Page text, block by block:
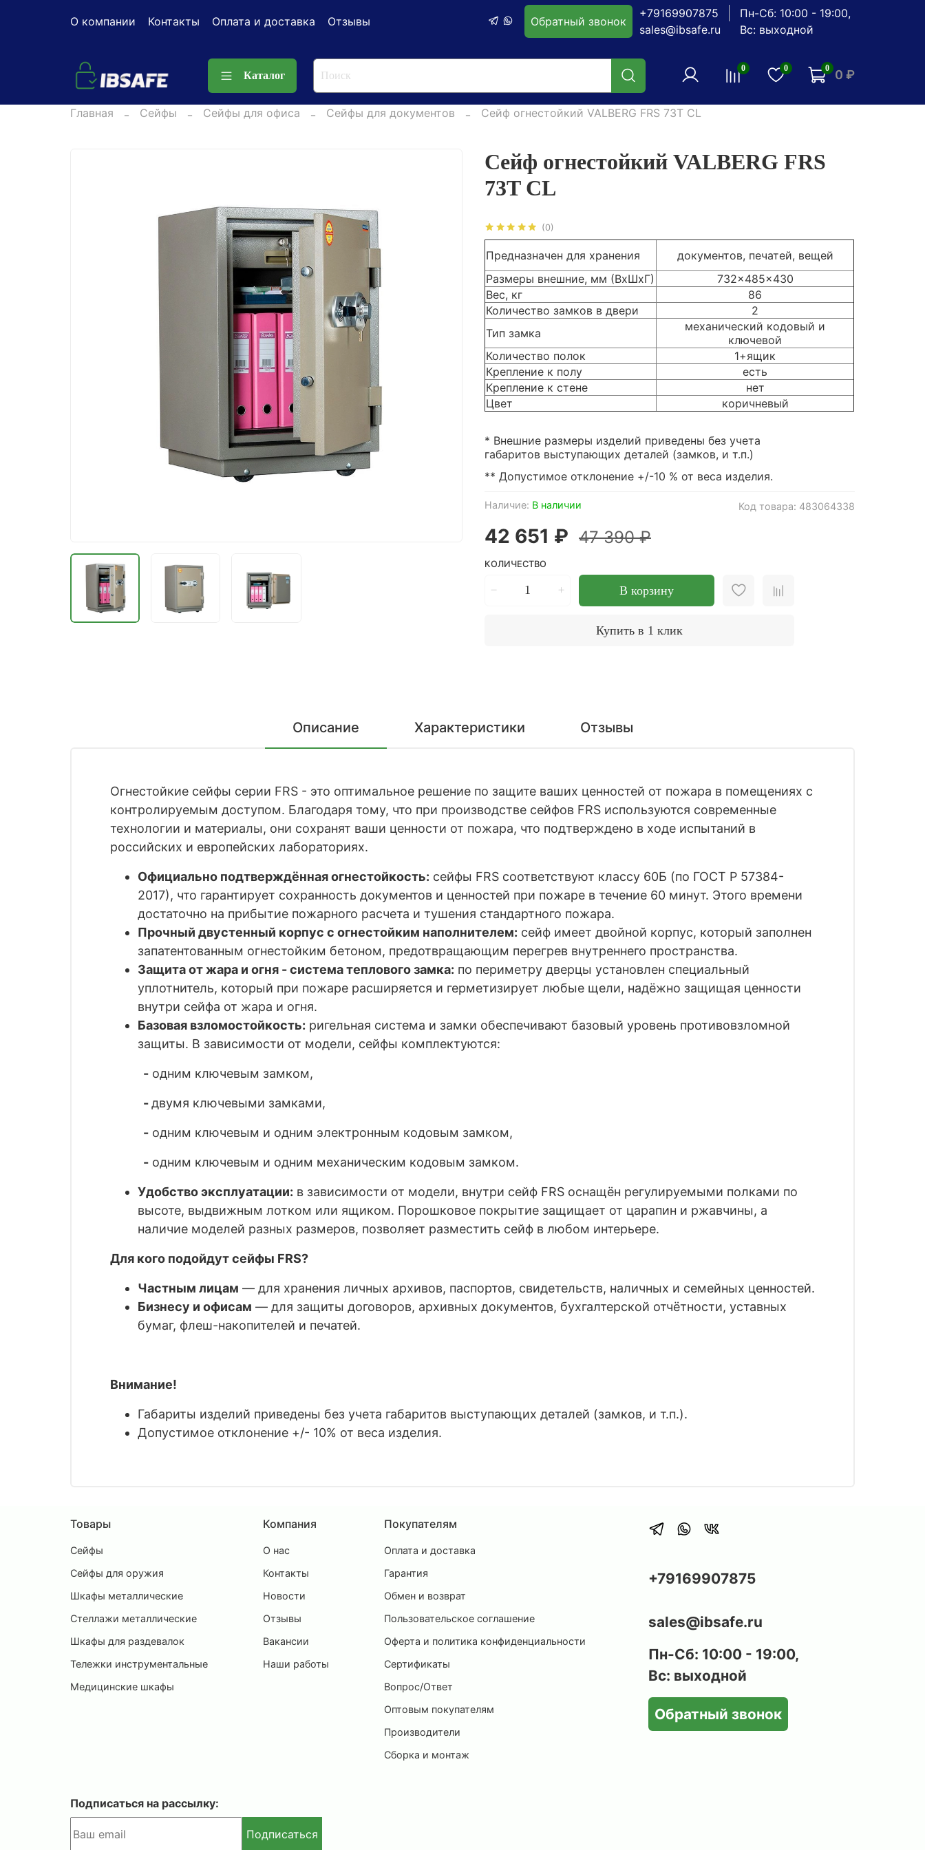
О компании Контакты Оплата и доставка Отзывы Обратный звонок
+79169907875
sales@ibsafe.ru
Пн-Сб: 10:00 - 19:00,
Вс: выходной
Каталог
0 0 0 0 ₽
Главная Сейфы Сейфы для офиса Сейфы для документов Сейф огнестойкий VALBERG FRS 73T CL
(0)
Код товара: 483064338
Наличие: В наличии
Сейф огнестойкий VALBERG FRS
73T CL
42 651 ₽ 47 390 ₽
КОЛИЧЕСТВО
В корзину
Купить в 1 клик
Предназначен для хранения
документов, печатей, вещей
Размеры внешние, мм (ВхШхГ)
732x485x430
Вес, кг
86
Количество замков в двери
2
Тип замка
механический кодовый и
ключевой
Количество полок
1+ящик
Крепление к полу
есть
Крепление к стене
нет
Цвет
коричневый
* Внешние размеры изделий приведены без учета
габаритов выступающих деталей (замков, и т.п.)
** Допустимое отклонение +/-10 % от веса изделия.
Описание Характеристики Отзывы
Огнестойкие сейфы серии FRS - это оптимальное решение по защите ваших ценностей от пожара в помещениях с
контролируемым доступом. Благодаря тому, что при производстве сейфов FRS используются современные
технологии и материалы, они сохранят ваши ценности от пожара, что подтверждено в ходе испытаний в
российских и европейских лабораториях.
Официально подтверждённая огнестойкость: сейфы FRS соответствуют классу 60Б (по ГОСТ Р 57384-
2017), что гарантирует сохранность документов и ценностей при пожаре в течение 60 минут. Этого времени
достаточно на прибытие пожарного расчета и тушения стандартного пожара.
Прочный двустенный корпус с огнестойким наполнителем: сейф имеет двойной корпус, который заполнен
запатентованным огнестойким бетоном, предотвращающим перегрев внутреннего пространства.
Защита от жара и огня - система теплового замка: по периметру дверцы установлен специальный
уплотнитель, который при пожаре расширяется и герметизирует любые щели, надёжно защищая ценности
внутри сейфа от жара и огня.
Базовая взломостойкость: ригельная система и замки обеспечивают базовый уровень противовзломной
защиты. В зависимости от модели, сейфы комплектуются:
- одним ключевым замком,
-двумя ключевыми замками,
- одним ключевым и одним электронным кодовым замком,
- одним ключевым и одним механическим кодовым замком.
Удобство эксплуатации: в зависимости от модели, внутри сейф FRS оснащён регулируемыми полками по
высоте, выдвижным лотком или ящиком. Порошковое покрытие защищает от царапин и ржавчины, а
наличие моделей разных размеров, позволяет разместить сейф в любом интерьере.
Для кого подойдут сейфы FRS?
Частным лицам — для хранения личных архивов, паспортов, свидетельств, наличных и семейных ценностей.
Бизнесу и офисам — для защиты договоров, архивных документов, бухгалтерской отчётности, уставных
бумаг, флеш-накопителей и печатей.
Внимание!
Габариты изделий приведены без учета габаритов выступающих деталей (замков, и т.п.).
Допустимое отклонение +/- 10% от веса изделия.
Товары
Сейфы
Сейфы для оружия
Шкафы металлические
Стеллажи металлические
Шкафы для раздевалок
Тележки инструментальные
Медицинские шкафы
Компания
О нас
Контакты
Новости
Отзывы
Вакансии
Наши работы
Покупателям
Оплата и доставка
Гарантия
Обмен и возврат
Пользовательское соглашение
Оферта и политика конфиденциальности
Сертификаты
Вопрос/Ответ
Оптовым покупателям
Производители
Сборка и монтаж
+79169907875
sales@ibsafe.ru
Пн-Сб: 10:00 - 19:00,
Вс: выходной
Обратный звонок
Подписаться на рассылку:
Подписаться